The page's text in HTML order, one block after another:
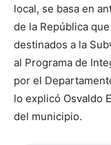
local, se basa en
de la República
destinados a la
al Programa de
por el
lo explicó Osvaldo
del municipio.